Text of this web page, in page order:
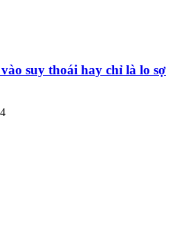
suy thoái hay chỉ là lo sợ